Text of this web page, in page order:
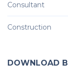
Consultant
Construction
DOWNLOAD